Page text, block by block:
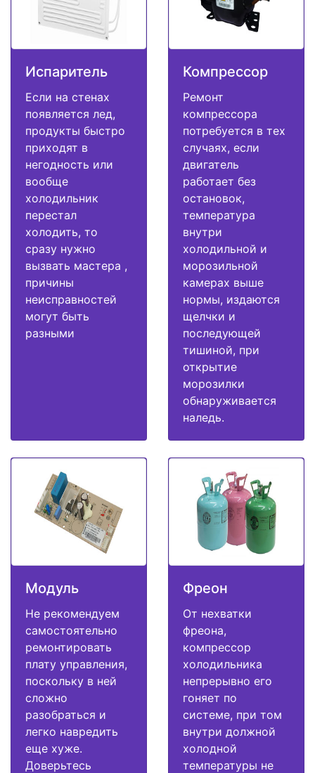
Испаритель
Если на стенах
появляется лед,
продукты быстро
приходят в
негодность или
вообще
холодильник
перестал
холодить, то
сразу нужно
вызвать мастера ,
причины
неисправностей
могут быть
разными
Компрессор
Ремонт
компрессора
потребуется в тех
случаях, если
двигатель
работает без
остановок,
температура
внутри
холодильной и
морозильной
камерах выше
нормы, издаются
щелчки и
последующей
тишиной, при
открытие
морозилки
обнаруживается
наледь.
Модуль
Не рекомендуем
самостоятельно
ремонтировать
плату управления,
поскольку в ней
сложно
разобраться и
легко навредить
еще хуже.
Доверьтесь
Фреон
От нехватки
фреона,
компрессор
холодильника
непрерывно его
гоняет по
системе, при том
внутри должной
холодной
температуры не